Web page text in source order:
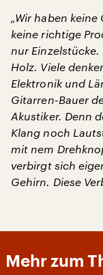
„Wir haben
keine richtige
nur
Holz. Viele
Elektronik und
Gitarren-Bauer
Akustiker. Denn
Klang noch
mit nem
verbirgt sich
Gehirn. Diese
Mehr zum